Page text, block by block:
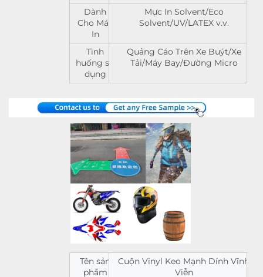
Dành
Cho Máy
In
Mực In Solvent/Eco
Solvent/UV/LATEX v.v.
Tình
huống sử
dụng
Quảng Cáo Trên Xe Buýt/Xe
Tải/Máy Bay/Đường Micro
Tên sản
phẩm
Cuộn Vinyl Keo Mạnh Dính Vĩnh
Viễn